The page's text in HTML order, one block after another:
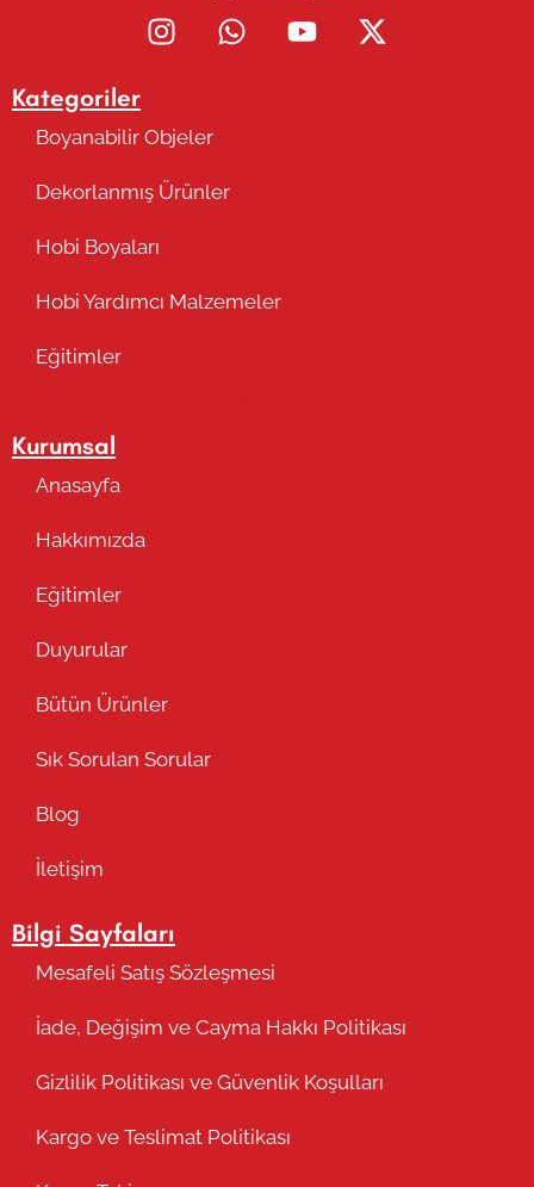
Kategoriler
Boyanabilir Objeler
Dekorlanmış Ürünler
Hobi Boyaları
Hobi Yardımcı Malzemeler
Eğitimler
Kurumsal
Anasayfa
Hakkımızda
Eğitimler
Duyurular
Bütün Ürünler
Sık Sorulan Sorular
Blog
İletişim
Bilgi Sayfaları
Mesafeli Satış Sözleşmesi
İade, Değişim ve Cayma Hakkı Politikası
Gizlilik Politikası ve Güvenlik Koşulları
Kargo ve Teslimat Politikası